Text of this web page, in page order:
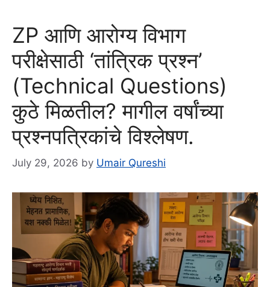
ZP आणि आरोग्य विभाग
परीक्षेसाठी ‘तांत्रिक प्रश्न’
(Technical Questions)
कुठे मिळतील? मागील वर्षांच्या
प्रश्नपत्रिकांचे विश्लेषण.
July 29, 2026 by Umair Qureshi